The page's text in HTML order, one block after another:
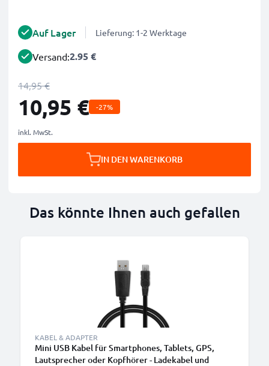
Auf Lager Lieferung: 1-2 Werktage
Versand:2.95 €
14,95 €
10,95 € -27%
inkl. MwSt.
IN DEN WARENKORB
Das könnte Ihnen auch gefallen
KABEL & ADAPTER
Mini USB Kabel für Smartphones, Tablets, GPS,
Lautsprecher oder Kopfhörer - Ladekabel und